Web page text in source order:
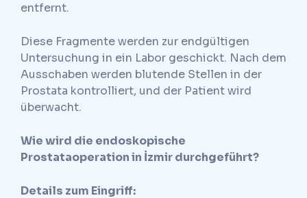
entfernt.
Diese Fragmente werden zur endgültigen
Untersuchung in ein Labor geschickt. Nach dem
Ausschaben werden blutende Stellen in der
Prostata kontrolliert, und der Patient wird
überwacht.
Wie wird die endoskopische
Prostataoperation in İzmir durchgeführt?
Details zum Eingriff: